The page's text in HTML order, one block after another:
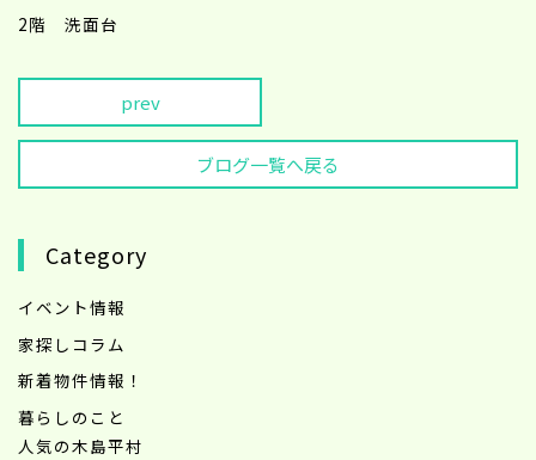
2階 洗面台
prev
ブログ一覧へ戻る
Category
イベント情報
家探しコラム
新着物件情報！
暮らしのこと
人気の木島平村